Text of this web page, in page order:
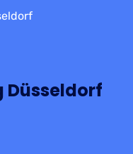
Düsseldorf